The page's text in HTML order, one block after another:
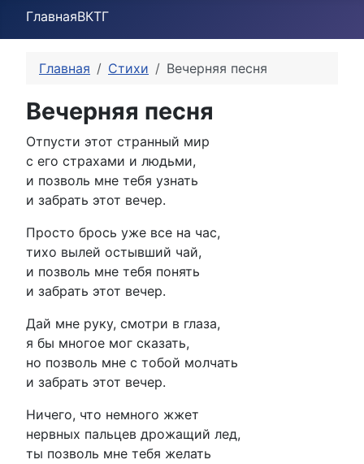
ГлавнаяВКТГ
Главная Стихи Вечерняя песня
Вечерняя песня
Отпусти этот странный мир
с его страхами и людьми,
и позволь мне тебя узнать
и забрать этот вечер.
Просто брось уже все на час,
тихо вылей остывший чай,
и позволь мне тебя понять
и забрать этот вечер.
Дай мне руку, смотри в глаза,
я бы многое мог сказать,
но позволь мне с тобой молчать
и забрать этот вечер.
Ничего, что немного жжет
нервных пальцев дрожащий лед,
ты позволь мне тебя желать